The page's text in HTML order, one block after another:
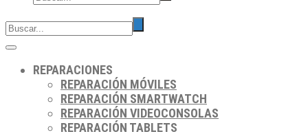
REPARACIONES
REPARACIÓN MÓVILES
REPARACIÓN SMARTWATCH
REPARACIÓN VIDEOCONSOLAS
REPARACIÓN TABLETS